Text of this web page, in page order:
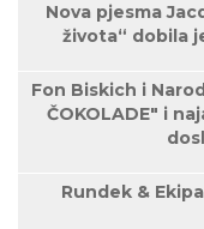
Nova pjesma
života“ dobila
Fon Biskich i
ČOKOLADE" i
Rundek &